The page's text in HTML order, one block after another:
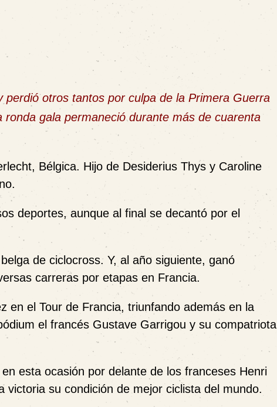
otros tantos por culpa de la Primera Guerra
gala permaneció durante más de cuarenta
Bélgica. Hijo de Desiderius Thys y Caroline
deportes, aunque al final se decantó por el
de ciclocross. Y, al año siguiente, ganó
carreras por etapas en Francia.
en el Tour de Francia, triunfando además en la
el francés Gustave Garrigou y su compatriota
esta ocasión por delante de los franceses Henri
su condición de mejor ciclista del mundo.